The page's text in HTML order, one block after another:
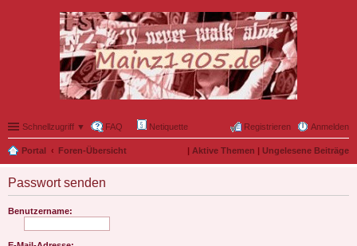
Schnellzugriff ▼ FAQ Netiquette Anmelden
Registrieren
Portal Foren-Übersicht | Aktive Themen | Ungelesene Beiträge
Passwort senden
Benutzername: